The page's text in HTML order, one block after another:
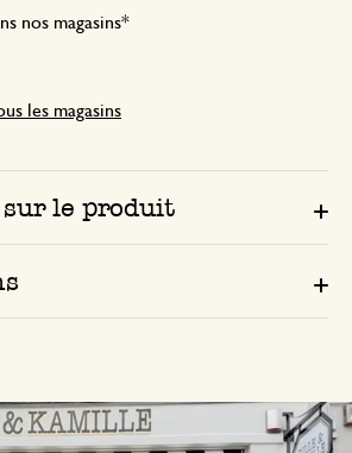
nos magasins*
les magasins
le produit